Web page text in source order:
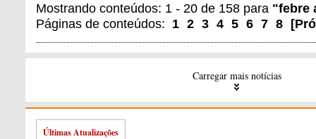
Mostrando conteúdos: 1 - 20 de 158 para "febre
Páginas de conteúdos: 1 2 3 4 5 6 7 8 [
Carregar mais notícias
Últimas Atualizações